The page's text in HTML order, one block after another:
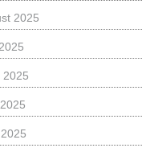
2025
2025